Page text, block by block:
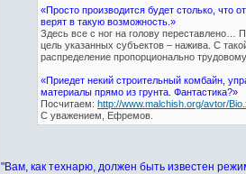
«Просто производится будет столько, что
верят в такую возможность.»
Здесь все с ног на голову переставлено…
цель указанных субъектов – нажива. С
распределение пропорционально
«Приедет некий строительный комбайн,
материалы прямо из грунта. Фантастика?»
Посчитаем: http://www.malchish.org/avtor/
С уважением, Ефремов.
"Вам, как технарю, должен быть известен